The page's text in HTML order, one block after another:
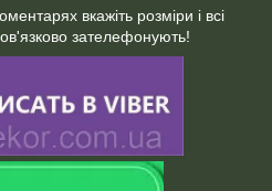
вкажіть розміри і всі
зателефонують!